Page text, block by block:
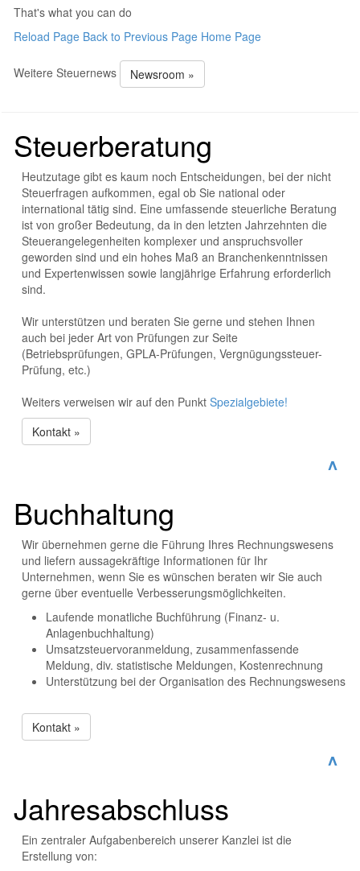
That's what you can do
Reload Page Back to Previous Page Home Page
Weitere Steuernews Newsroom »
Steuerberatung
Heutzutage gibt es kaum noch Entscheidungen, bei der nicht
Steuerfragen aufkommen, egal ob Sie national oder
international tätig sind. Eine umfassende steuerliche Beratung
ist von großer Bedeutung, da in den letzten Jahrzehnten die
Steuerangelegenheiten komplexer und anspruchsvoller
geworden sind und ein hohes Maß an Branchenkenntnissen
und Expertenwissen sowie langjährige Erfahrung erforderlich
sind.
Wir unterstützen und beraten Sie gerne und stehen Ihnen
auch bei jeder Art von Prüfungen zur Seite
(Betriebsprüfungen, GPLA-Prüfungen, Vergnügungssteuer-
Prüfung, etc.)
Weiters verweisen wir auf den Punkt Spezialgebiete!
Kontakt »
^
Buchhaltung
Wir übernehmen gerne die Führung Ihres Rechnungswesens
und liefern aussagekräftige Informationen für Ihr
Unternehmen, wenn Sie es wünschen beraten wir Sie auch
gerne über eventuelle Verbesserungsmöglichkeiten.
Laufende monatliche Buchführung (Finanz- u.
Anlagenbuchhaltung)
Umsatzsteuervoranmeldung, zusammenfassende
Meldung, div. statistische Meldungen, Kostenrechnung
Unterstützung bei der Organisation des Rechnungswesens
Kontakt »
^
Jahresabschluss
Ein zentraler Aufgabenbereich unserer Kanzlei ist die
Erstellung von: